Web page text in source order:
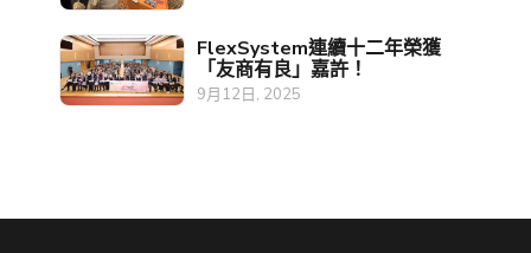
FlexSystem連續十二年榮獲
「友商有良」嘉許！
9月12日, 2025